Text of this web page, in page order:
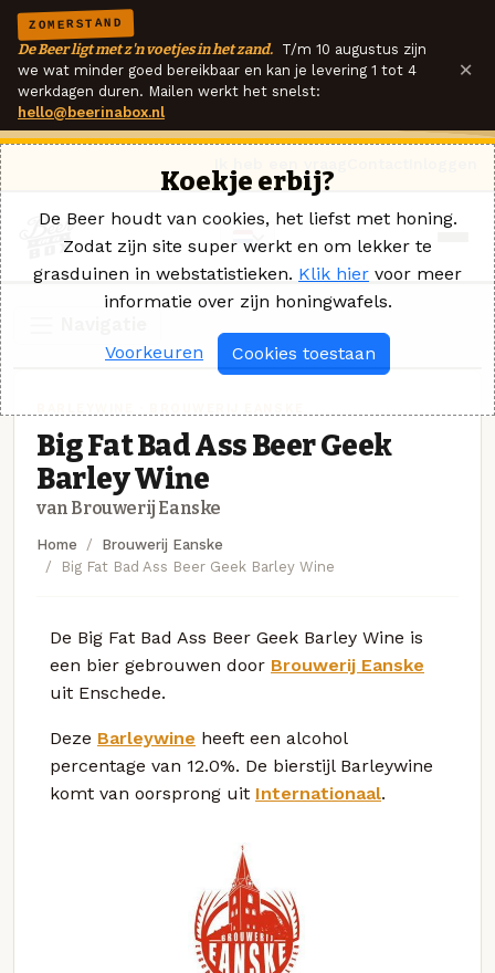
ZOMERSTAND
De Beer ligt met z'n voetjes in het zand. T/m 10 augustus zijn
we wat minder goed bereikbaar en kan je levering 1 tot 4
werkdagen duren. Mailen werkt het snelst:
hello@beerinabox.nl
×
Big Fat Bad Ass Beer Geek
Barley Wine
van Brouwerij Eanske
Home
Brouwerij Eanske
Big Fat Bad Ass Beer Geek Barley Wine
De Big Fat Bad Ass Beer Geek Barley Wine is
een bier gebrouwen door Brouwerij Eanske
uit Enschede.
Deze Barleywine heeft een alcohol
percentage van 12.0%. De bierstijl Barleywine
komt van oorsprong uit Internationaal.
Koekje erbij?
De Beer houdt van cookies, het liefst met honing.
Zodat zijn site super werkt en om lekker te
grasduinen in webstatistieken. Klik hier voor meer
informatie over zijn honingwafels.
Voorkeuren Cookies toestaan